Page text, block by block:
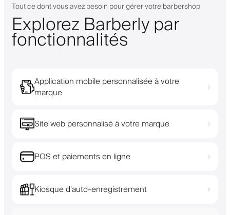
Tout ce dont vous avez besoin pour gérer votre barbershop
Explorez Barberly par
fonctionnalités
Application mobile personnalisée à votre
marque
›
Site web personnalisé à votre marque ›
POS et paiements en ligne ›
Kiosque d'auto-enregistrement ›